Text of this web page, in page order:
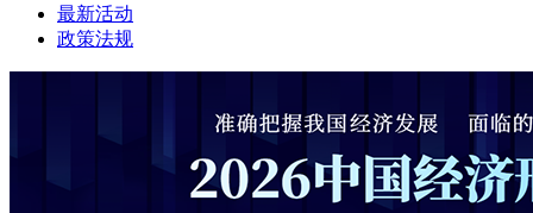
最新活动
政策法规